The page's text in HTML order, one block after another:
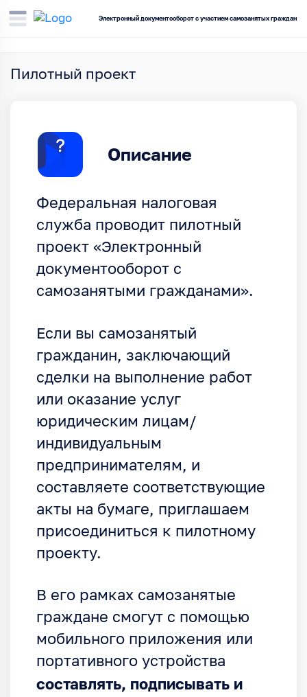
Электронный документооборот с участием самозанятых граждан
Пилотный проект
Описание
Федеральная налоговая
служба проводит пилотный
проект «Электронный
документооборот с
самозанятыми гражданами».
Если вы самозанятый
гражданин, заключающий
сделки на выполнение работ
или оказание услуг
юридическим лицам/
индивидуальным
предпринимателям, и
составляете соответствующие
акты на бумаге, приглашаем
присоединиться к пилотному
проекту.
В его рамках самозанятые
граждане смогут с помощью
мобильного приложения или
портативного устройства
составлять, подписывать и